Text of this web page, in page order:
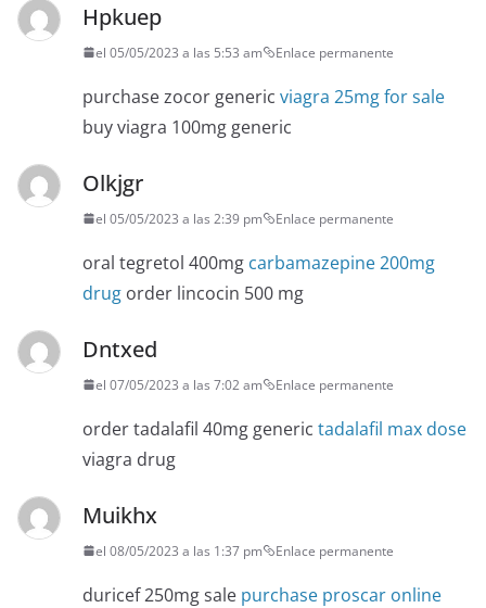
Hpkuep
el 05/05/2023 a las 5:53 am Enlace permanente
purchase zocor generic viagra 25mg for sale
buy viagra 100mg generic
Olkjgr
el 05/05/2023 a las 2:39 pm Enlace permanente
oral tegretol 400mg carbamazepine 200mg
drug order lincocin 500 mg
Dntxed
el 07/05/2023 a las 7:02 am Enlace permanente
order tadalafil 40mg generic tadalafil max dose
viagra drug
Muikhx
el 08/05/2023 a las 1:37 pm Enlace permanente
duricef 250mg sale purchase proscar online